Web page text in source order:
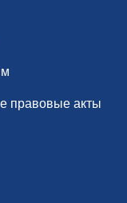
правовые акты